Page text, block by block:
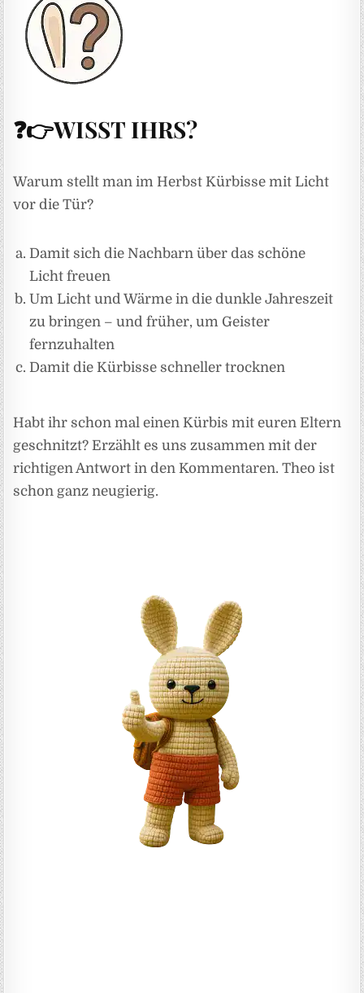
❓👉WISST IHRS?
Warum stellt man im Herbst Kürbisse mit Licht
vor die Tür?
Damit sich die Nachbarn über das schöne
Licht freuen
Um Licht und Wärme in die dunkle Jahreszeit
zu bringen – und früher, um Geister
fernzuhalten
Damit die Kürbisse schneller trocknen
Habt ihr schon mal einen Kürbis mit euren Eltern
geschnitzt? Erzählt es uns zusammen mit der
richtigen Antwort in den Kommentaren. Theo ist
schon ganz neugierig.